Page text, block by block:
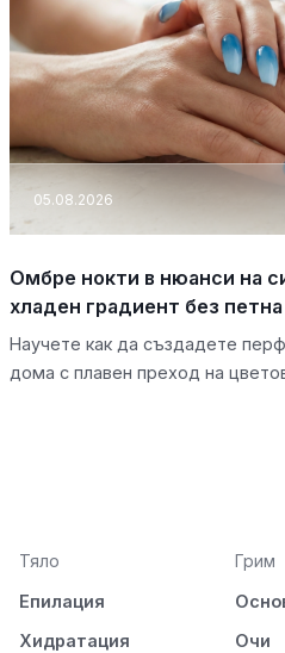
05.08.2026
Омбре нокти в нюанси на
хладен градиент без петна
Научете как да създадете
дома с плавен преход на
Тяло
Епилация
Хидратация
Грим
Очи